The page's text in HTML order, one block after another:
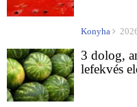
Konyha
3 dolog,
lefekvés